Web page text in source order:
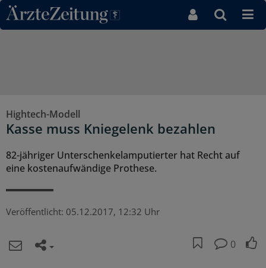
Direkt zum Inhaltsbereich
Hightech-Modell
Kasse muss Kniegelenk bezahlen
82-jähriger Unterschenkelamputierter hat Recht auf
eine kostenaufwändige Prothese.
Veröffentlicht: 05.12.2017, 12:32 Uhr
0